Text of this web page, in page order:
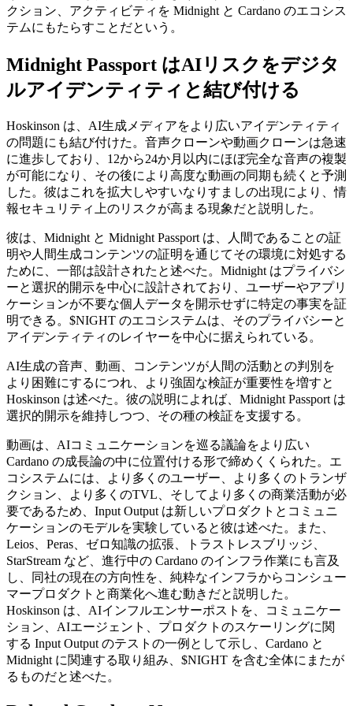
クション、アクティビティを Midnight と Cardano のエコシス
テムにもたらすことだという。
Midnight Passport はAIリスクをデジタ
ルアイデンティティと結び付ける
Hoskinson は、AI生成メディアをより広いアイデンティティ
の問題にも結び付けた。音声クローンや動画クローンは急速
に進歩しており、12から24か月以内にほぼ完全な音声の複製
が可能になり、その後により高度な動画の同期も続くと予測
した。彼はこれを拡大しやすいなりすましの出現により、情
報セキュリティ上のリスクが高まる現象だと説明した。
彼は、Midnight と Midnight Passport は、人間であることの証
明や人間生成コンテンツの証明を通じてその環境に対処する
ために、一部は設計されたと述べた。Midnight はプライバシ
ーと選択的開示を中心に設計されており、ユーザーやアプリ
ケーションが不要な個人データを開示せずに特定の事実を証
明できる。$NIGHT のエコシステムは、そのプライバシーと
アイデンティティのレイヤーを中心に据えられている。
AI生成の音声、動画、コンテンツが人間の活動との判別を
より困難にするにつれ、より強固な検証が重要性を増すと
Hoskinson は述べた。彼の説明によれば、Midnight Passport は
選択的開示を維持しつつ、その種の検証を支援する。
動画は、AIコミュニケーションを巡る議論をより広い
Cardano の成長論の中に位置付ける形で締めくくられた。エ
コシステムには、より多くのユーザー、より多くのトランザ
クション、より多くのTVL、そしてより多くの商業活動が必
要であるため、Input Output は新しいプロダクトとコミュニ
ケーションのモデルを実験していると彼は述べた。また、
Leios、Peras、ゼロ知識の拡張、トラストレスブリッジ、
StarStream など、進行中の Cardano のインフラ作業にも言及
し、同社の現在の方向性を、純粋なインフラからコンシュー
マープロダクトと商業化へ進む動きだと説明した。
Hoskinson は、AIインフルエンサーポストを、コミュニケー
ション、AIエージェント、プロダクトのスケーリングに関
する Input Output のテストの一例として示し、Cardano と
Midnight に関連する取り組み、$NIGHT を含む全体にまたが
るものだと述べた。